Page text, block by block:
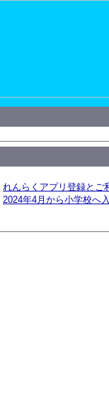
れんらくアプリ登録とご
2024年4月から小学校へ